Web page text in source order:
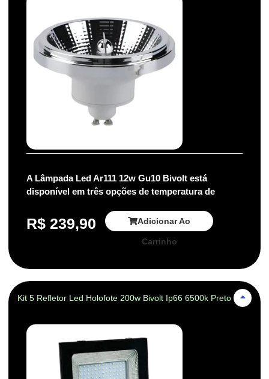
A Lâmpada Led Ar111 12w Gu10 Bivolt está
disponível em três opções de temperatura de
R$ 239,90 Adicionar Ao
Carrinho
Kit 5 Refletor Led Holofote 200w Bivolt Ip66 6500k Preto